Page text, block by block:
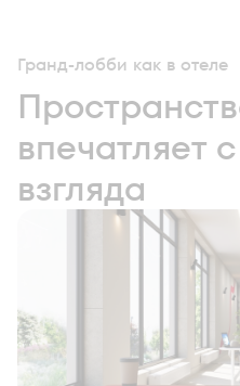
Гранд-лобби как в отеле
впечатляет
взгляда